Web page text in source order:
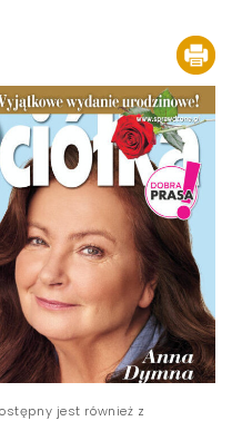
jest również z